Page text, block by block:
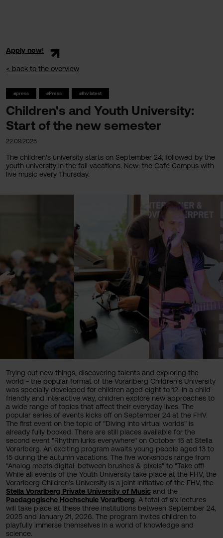
Apply now!
< back to the overview
#press #Press #fhv latest
Children's and Youth University:
Start of the new semester
22.09.2025
The children's university starts on September 24, followed by the
youth university in the fall vacations. New: the Café Campus with
live music every Thursday.
Trying out new things, discovering talents and exploring the
world - the popular format of the Vorarlberg Children's University
was specially developed for children aged eight to 12. In a child-
friendly and interactive way, children explore new approaches to
a wide range of topics that affect their everyday lives. The
popular series of events kicks off on September 24 at the FHV.
The first event on the topic of "Diving into virtual worlds" is
already fully booked. There are still places available for the
second event "Rhythm lurks everywhere" on October 15 at Stella
Vorarlberg. An exciting program awaits young people aged 13 to
15 during the autumn vacations. The five workshops range from
"Analog meets digital: between brushes & pixels" to "Take off!
While all events of the Youth University take place at the FHV, the
Vorarlberg Children's University is a joint initiative of the FHV, the
Stella Vorarlberg Private University of Music and the
Paedagogische Hochschule Vorarlberg. A total of six lectures
will take place at these three institutions between September 24,
2025 and January 21, 2026. The program invites children to
playfully immerse themselves in a world of knowledge and
science.